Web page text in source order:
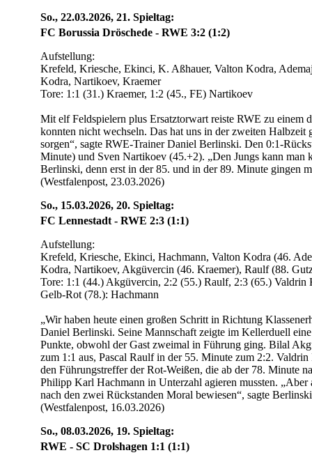
So., 22.03.2026, 21. Spieltag:
FC Borussia Dröschede - RWE 3:2 (1:2)
Aufstellung:
Krefeld, Kriesche, Ekinci, K. Aßhauer, Valton Kodra,
Kodra, Nartikoev, Kraemer
Tore: 1:1 (31.) Kraemer, 1:2 (45., FE) Nartikoev
Mit elf Feldspielern plus Ersatztorwart reiste RWE zu einem
konnten nicht wechseln. Das hat uns in der zweiten Halbzeit
sorgen“, sagte RWE-Trainer Daniel Berlinski. Den 0:1-
Minute) und Sven Nartikoev (45.+2). „Den Jungs kann man
Berlinski, denn erst in der 85. und in der 89. Minute gingen
(Westfalenpost, 23.03.2026)
So., 15.03.2026, 20. Spieltag:
FC Lennestadt - RWE 2:3 (1:1)
Aufstellung:
Krefeld, Kriesche, Ekinci, Hachmann, Valton Kodra (46.
Kodra, Nartikoev, Akgüvercin (46. Kraemer), Raulf (88.
Tore: 1:1 (44.) Akgüvercin, 2:2 (55.) Raulf, 2:3 (65.) Valdrin
Gelb-Rot (78.): Hachmann
„Wir haben heute einen großen Schritt in Richtung
Daniel Berlinski. Seine Mannschaft zeigte im Kellerduell
Punkte, obwohl der Gast zweimal in Führung ging. Bilal
zum 1:1 aus, Pascal Raulf in der 55. Minute zum 2:2.
den Führungstreffer der Rot-Weißen, die ab der 78. Minute
Philipp Karl Hachmann in Unterzahl agieren mussten. „Aber
nach den zwei Rückstanden Moral bewiesen“, sagte
(Westfalenpost, 16.03.2026)
So., 08.03.2026, 19. Spieltag:
RWE - SC Drolshagen 1:1 (1:1)